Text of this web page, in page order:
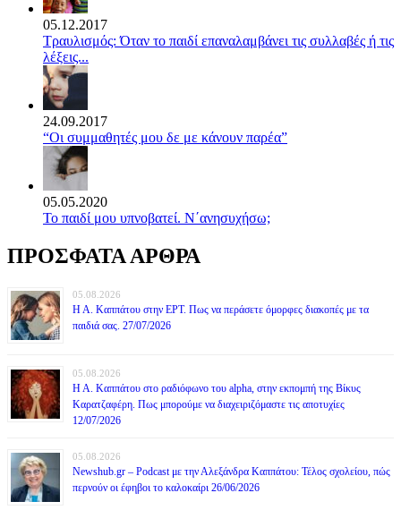
05.12.2017
Τραυλισμός: Όταν το παιδί επαναλαμβάνει τις συλλαβές ή τις
λέξεις...
24.09.2017
“Οι συμμαθητές μου δε με κάνουν παρέα”
05.05.2020
Το παιδί μου υπνοβατεί. Ν΄ανησυχήσω;
ΠΡΟΣΦΑΤΑ ΑΡΘΡΑ
05.08.2026
Η Α. Καππάτου στην ΕΡΤ. Πως να περάσετε όμορφες διακοπές με τα
παιδιά σας. 27/07/2026
05.08.2026
Η Α. Καππάτου στο ραδιόφωνο του alpha, στην εκπομπή της Βίκυς
Καρατζαφέρη. Πως μπορούμε να διαχειριζόμαστε τις αποτυχίες
12/07/2026
05.08.2026
Newshub.gr – Podcast με την Αλεξάνδρα Καππάτου: Τέλος σχολείου, πώς
περνούν οι έφηβοι το καλοκαίρι 26/06/2026